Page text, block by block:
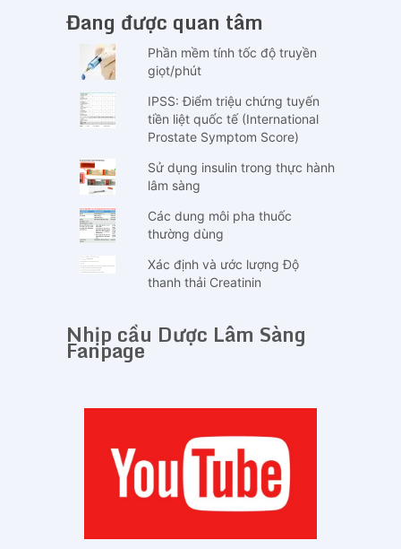
Đang được quan tâm
Phần mềm tính tốc độ truyền
giọt/phút
IPSS: Điểm triệu chứng tuyến
tiền liệt quốc tế (International
Prostate Symptom Score)
Sử dụng insulin trong thực hành
lâm sàng
Các dung môi pha thuốc
thường dùng
Xác định và ước lượng Độ
thanh thải Creatinin
Nhịp cầu Dược Lâm Sàng
Fanpage